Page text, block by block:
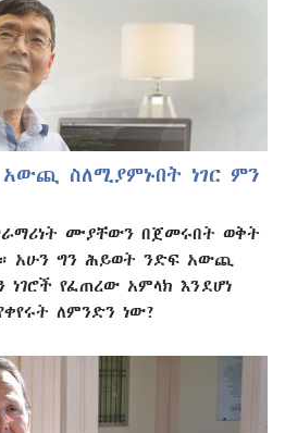
አውጪ ስለሚያምኑበት ነገር ምን
ሙያቸውን በጀመሩበት ወቅት
አሁን ግን ሕይወት ንድፍ አውጪ
የፈጠረው አምላክ እንደሆነ
ለምንድን ነው?